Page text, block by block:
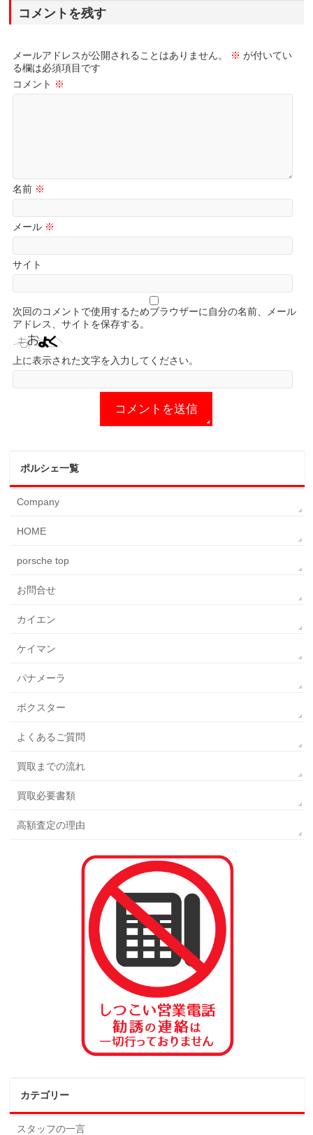
コメントを残す
メールアドレスが公開されることはありません。 ※ が付いてい
る欄は必須項目です
コメント ※
名前 ※
メール ※
サイト
次回のコメントで使用するためブラウザーに自分の名前、メール
アドレス、サイトを保存する。
上に表示された文字を入力してください。
ポルシェ一覧
Company
HOME
porsche top
お問合せ
カイエン
ケイマン
パナメーラ
ボクスター
よくあるご質問
買取までの流れ
買取必要書類
高額査定の理由
カテゴリー
スタッフの一言